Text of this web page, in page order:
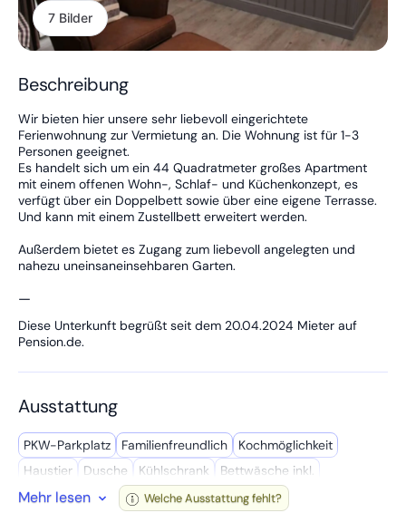
7 Bilder
Beschreibung
Wir bieten hier unsere sehr liebevoll eingerichtete
Ferienwohnung zur Vermietung an. Die Wohnung ist für 1-3
Personen geeignet.
Es handelt sich um ein 44 Quadratmeter großes Apartment
mit einem offenen Wohn-, Schlaf- und Küchenkonzept, es
verfügt über ein Doppelbett sowie über eine eigene Terrasse.
Und kann mit einem Zustellbett erweitert werden.
Außerdem bietet es Zugang zum liebevoll angelegten und
nahezu uneinsaneinsehbaren Garten.
—
Diese Unterkunft begrüßt seit dem 20.04.2024 Mieter auf
Pension.de.
Ausstattung
PKW-Parkplatz Familien­freundlich
Kochmöglich­keit
Haustier
Dusche Kühl­schrank
Bettwäsche inkl.
Wasserkocher
Breite Eingänge WC Kochutensilien
Mehr lesen Welche Ausstattung fehlt?